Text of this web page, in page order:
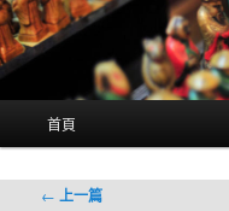
首頁
文
← 上一篇